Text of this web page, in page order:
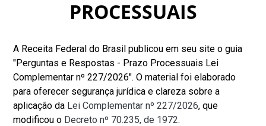
PROCESSUAIS
A Receita Federal do Brasil publicou em seu site o guia
"Perguntas e Respostas - Prazo Processuais Lei
Complementar nº 227/2026". O material foi elaborado
para oferecer segurança jurídica e clareza sobre a
aplicação da Lei Complementar nº 227/2026, que
modificou o Decreto nº 70.235, de 1972.